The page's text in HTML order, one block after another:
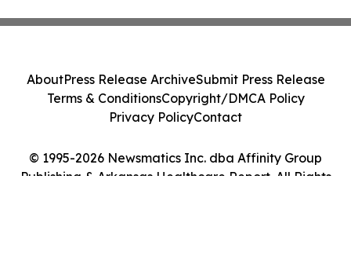
© 1995-2026 Newsmatics Inc. dba Affinity Group
Publishing & Arkansas Healthcare Report. All Rights
AboutPress Release ArchiveSubmit Press Release
Terms & ConditionsCopyright/DMCA Policy
Privacy PolicyContact